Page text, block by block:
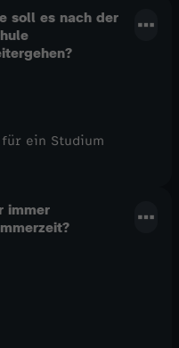
soll es nach der
ein Studium
immer